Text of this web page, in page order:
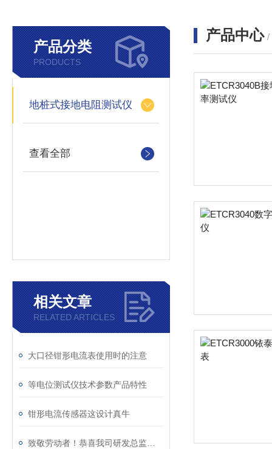
产品分类
PRODUCTS
地桩式接地电阻测试仪
查看全部
相关文章
RELATED ARTICLES
大口径钳形电流表使用时的注意
等电位测试仪技术参数产品特性
钳形电流传感器这设计真牛
产品中心 /